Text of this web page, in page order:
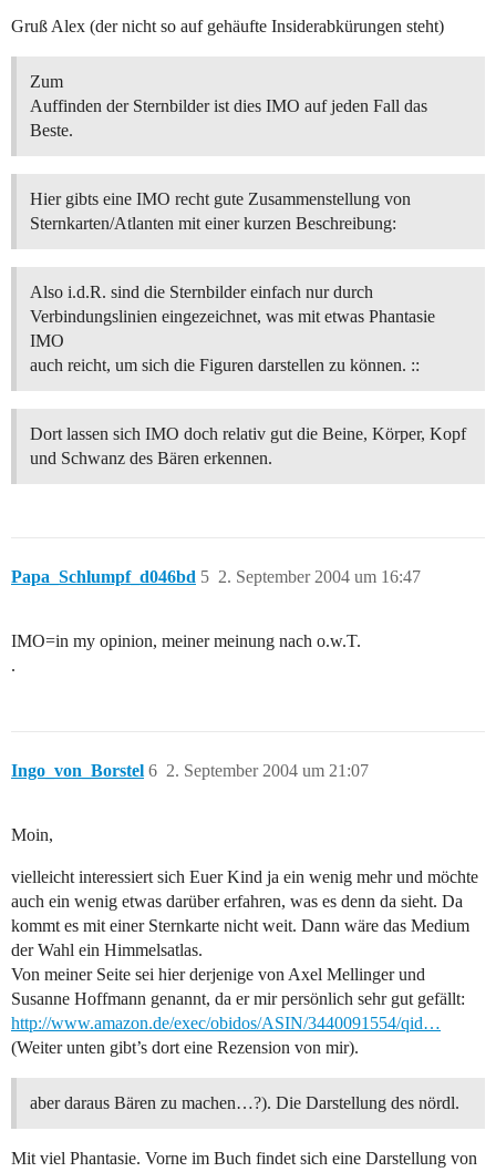
Gruß Alex (der nicht so auf gehäufte Insiderabkürungen steht)
Zum
Auffinden der Sternbilder ist dies IMO auf jeden Fall das
Beste.
Hier gibts eine IMO recht gute Zusammenstellung von
Sternkarten/Atlanten mit einer kurzen Beschreibung:
Also i.d.R. sind die Sternbilder einfach nur durch
Verbindungslinien eingezeichnet, was mit etwas Phantasie
IMO
auch reicht, um sich die Figuren darstellen zu können. ::
Dort lassen sich IMO doch relativ gut die Beine, Körper, Kopf
und Schwanz des Bären erkennen.
Papa_Schlumpf_d046bd 2. September 2004 um 16:47
5
IMO=in my opinion, meiner meinung nach o.w.T.
.
Ingo_von_Borstel 2. September 2004 um 21:07
6
Moin,
vielleicht interessiert sich Euer Kind ja ein wenig mehr und möchte
auch ein wenig etwas darüber erfahren, was es denn da sieht. Da
kommt es mit einer Sternkarte nicht weit. Dann wäre das Medium
der Wahl ein Himmelsatlas.
Von meiner Seite sei hier derjenige von Axel Mellinger und
Susanne Hoffmann genannt, da er mir persönlich sehr gut gefällt:
http://www.amazon.de/exec/obidos/ASIN/3440091554/qid…
(Weiter unten gibt’s dort eine Rezension von mir).
aber daraus Bären zu machen…?). Die Darstellung des nördl.
Mit viel Phantasie. Vorne im Buch findet sich eine Darstellung von